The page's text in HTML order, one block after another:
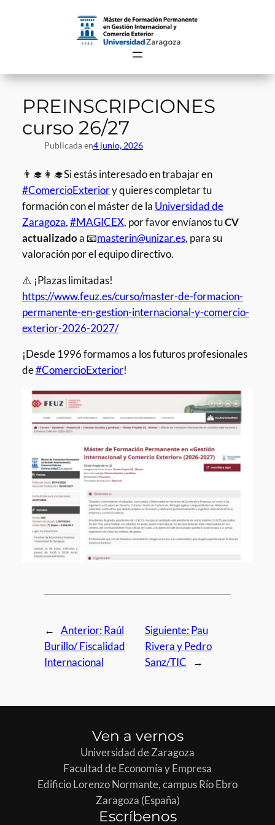
PREINSCRIPCIONES
curso 26/27
Publicada en4 junio, 2026
👨‍🎓👩‍🎓Si estás interesado en trabajar en
#ComercioExteriory quieres completar tu
formación con el máster de la Universidad de
Zaragoza,#MAGICEX, por favor envíanos tuCV
actualizadoa 📧masterin@unizar.es, para su
valoración por el equipo directivo.
⚠️ ¡Plazas limitadas!
https://www.feuz.es/curso/master-de-formacion-
permanente-en-gestion-internacional-y-comercio-
exterior-2026-2027/
¡Desde 1996 formamos a los futuros profesionales
de#ComercioExterior!
← Anterior:Raúl
Burillo/ Fiscalidad
Internacional
Siguiente:Pau
Rivera y Pedro
Sanz/TIC
→
Ven a vernos
Universidad de Zaragoza
Facultad de Economía y Empresa
Edificio Lorenzo Normante, campus Río Ebro
Zaragoza (España)
Escríbenos